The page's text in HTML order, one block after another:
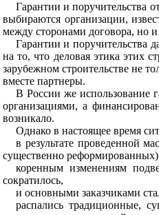
Гарантии и поручительства
выбираются организации,
между сторонами договора, но
Гарантии и поручительства
на то, что деловая этика этих
зарубежном строительстве не
вместе партнеры.
В России же использование
организациями, а
возникало.
Однако в настоящее время
в результате проведенной
существенно
коренным изменениям
сократилось,
и основными заказчиками
распались традиционные,